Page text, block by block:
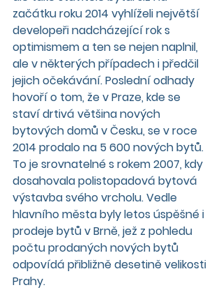
začátku roku 2014 vyhlíželi největší
developeři nadcházející rok s
optimismem a ten se nejen naplnil,
ale v některých případech i předčil
jejich očekávání. Poslední odhady
hovoří o tom, že v Praze, kde se
staví drtivá většina nových
bytových domů v Česku, se v roce
2014 prodalo na 5 600 nových bytů.
To je srovnatelné s rokem 2007, kdy
dosahovala polistopadová bytová
výstavba svého vrcholu. Vedle
hlavního města byly letos úspěšné i
prodeje bytů v Brně, jež z pohledu
počtu prodaných nových bytů
odpovídá přibližně desetině velikosti
Prahy.